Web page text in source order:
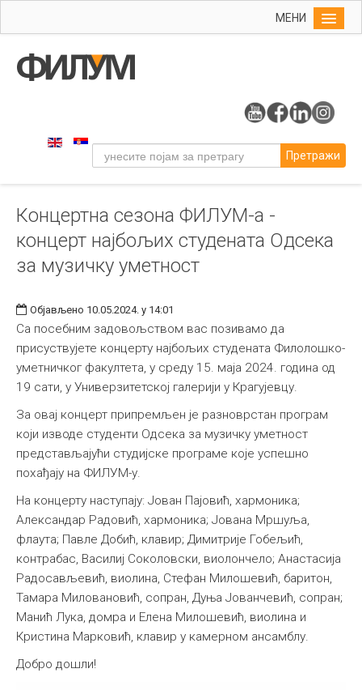
МЕНИ
Упис
Уметност
Музичка уметност
Примењена и ликовна уметност
Галерија
Библиотека
Студенти
Међународна
Претражи
Концертна сезона ФИЛУМ-а -
концерт најбољих студената Одсека
за музичку уметност
Објављено 10.05.2024. у 14:01
Са посебним задовољством вас позивамо да
присуствујете концерту најбољих студената Филолошко-
уметничког факултета, у среду 15. маја 2024. година од
19 сати, у Универзитетској галерији у Крагујевцу.
За овај концерт припремљен је разноврстан програм
који изводе студенти Одсека за музичку уметност
представљајући студијске програме које успешно
похађају на ФИЛУМ-у.
На концерту наступају: Јован Пајовић, хармоника;
Александар Радовић, хармоника; Јована Мршуља,
флаута; Павле Добић, клавир; Димитрије Гобељић,
контрабас, Василиј Соколовски, виолончело; Анастасија
Радосављевић, виолина, Стефан Милошевић, баритон,
Тамара Миловановић, сопран, Дуња Јованчевић, сопран;
Манић Лука, домра и Елена Милошевић, виолина и
Кристина Марковић, клавир у камерном ансамблу.
Добро дошли!